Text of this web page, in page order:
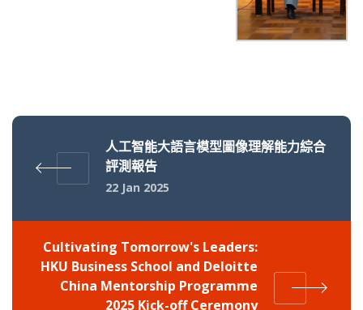
人工智能大語言模型圖像理解能力綜合
評測報告
22 Jan 2025
Cultivating Tomorrow's Leaders:
HKU Business School and Deloitte
China Mentorship Programme
2025 Kick-off Ceremony